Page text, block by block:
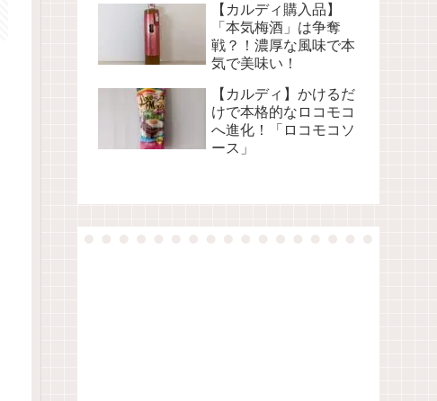
【カルディ購入品】
「本気梅酒」は争奪
戦？！濃厚な風味で本
気で美味い！
【カルディ】かけるだ
けで本格的なロコモコ
へ進化！「ロコモコソ
ース」